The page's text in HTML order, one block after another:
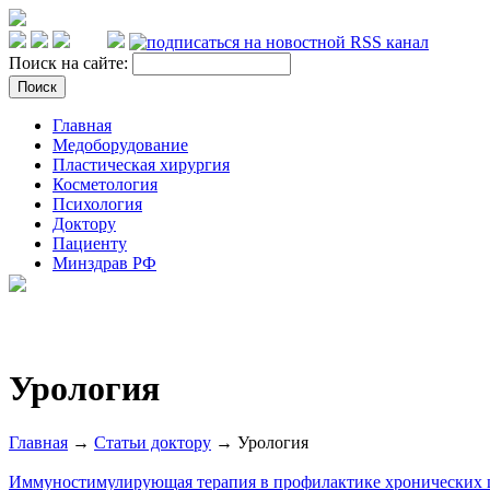
Поиск на сайте:
Главная
Медоборудование
Пластическая хирургия
Косметология
Психология
Доктору
Пациенту
Минздрав РФ
Урология
Главная → Статьи доктору → Урология
Иммуностимулирующая терапия в профилактике хронических